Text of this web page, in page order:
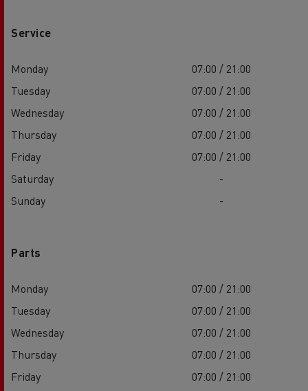
Service
Monday
07:00 / 21:00
Tuesday
07:00 / 21:00
Wednesday
07:00 / 21:00
Thursday
07:00 / 21:00
Friday
07:00 / 21:00
Saturday
-
Sunday
-
Parts
Monday
07:00 / 21:00
Tuesday
07:00 / 21:00
Wednesday
07:00 / 21:00
Thursday
07:00 / 21:00
Friday
07:00 / 21:00